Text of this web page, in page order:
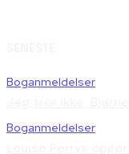
Boganmeldelser
Boganmeldelser